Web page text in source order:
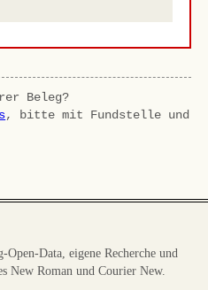
Beleg?
, bitte mit Fundstelle und
Open-Data, eigene Recherche und
New Roman und Courier New.